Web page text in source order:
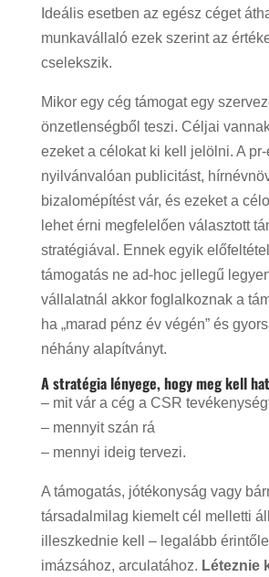
Ideális esetben az egész céget
munkavállaló ezek szerint az
cselekszik.
Mikor egy cég támogat egy
önzetlenségből teszi. Céljai
ezeket a célokat ki kell jelölni. A pr-
nyilvánvalóan publicitást,
bizalomépítést vár, és ezeket a
lehet érni megfelelően választott
stratégiával. Ennek egyik
támogatás ne ad-hoc jellegű
vállalatnál akkor foglalkoznak a
ha „marad pénz év végén” és
néhány alapítványt.
A stratégia lényege, hogy meg kell
– mit vár a cég a CSR
– mennyit szán rá
– mennyi ideig tervezi.
A támogatás, jótékonyság vagy
társadalmilag kiemelt cél melletti
illeszkednie kell – legalább
imázsához, arculatához. Léteznie